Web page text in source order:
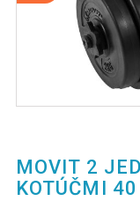
MOVIT 2
KOTÚČMI 40